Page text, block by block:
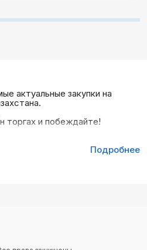
актуальные закупки на
торгах и побеждайте!
Подробнее